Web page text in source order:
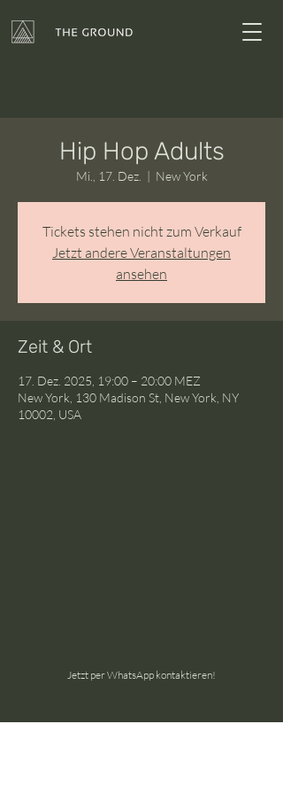
Hip Hop Adults
Mi., 17. Dez.
  |
New York
Tickets stehen nicht zum Verkauf
Jetzt andere Veranstaltungen
ansehen
Zeit & Ort
17. Dez. 2025, 19:00 – 20:00 MEZ
New York, 130 Madison St, New York, NY
10002, USA
Jetzt per WhatsApp kontaktieren!